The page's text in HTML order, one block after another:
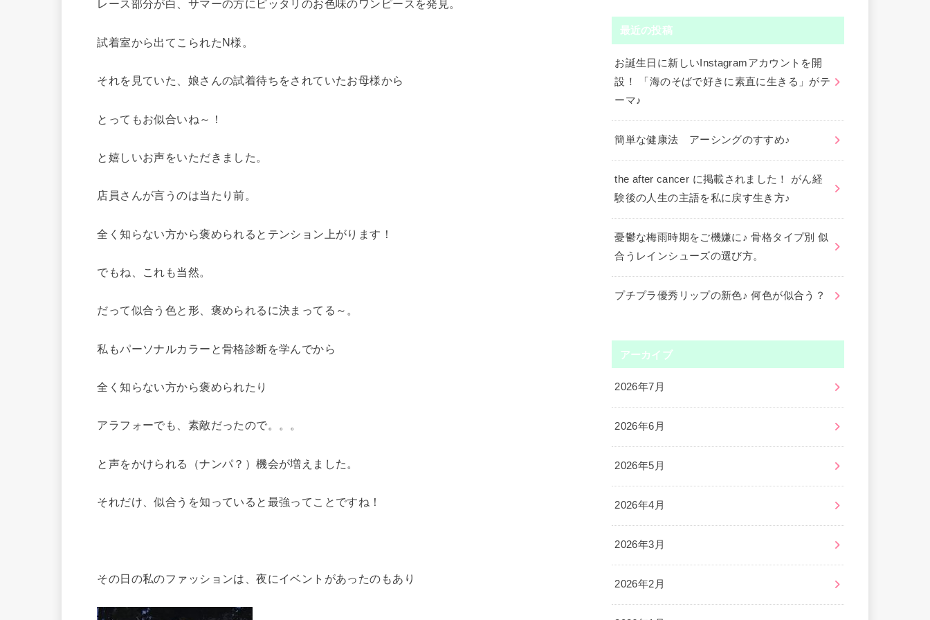
レース部分が白、サマーの方にピッタリのお色味のワンピースを発見。
試着室から出てこられたN様。
それを見ていた、娘さんの試着待ちをされていたお母様から
とってもお似合いね～！
と嬉しいお声をいただきました。
店員さんが言うのは当たり前。
全く知らない方から褒められるとテンション上がります！
でもね、これも当然。
だって似合う色と形、褒められるに決まってる～。
私もパーソナルカラーと骨格診断を学んでから
全く知らない方から褒められたり
アラフォーでも、素敵だったので。。。
と声をかけられる（ナンパ？）機会が増えました。
それだけ、似合うを知っていると最強ってことですね！
その日の私のファッションは、夜にイベントがあったのもあり
最近の投稿
お誕生日に新しいInstagramアカウントを開
設！ 「海のそばで好きに素直に生きる」がテ
ーマ♪
簡単な健康法 アーシングのすすめ♪
the after cancer に掲載されました！ がん経
験後の人生の主語を私に戻す生き方♪
憂鬱な梅雨時期をご機嫌に♪ 骨格タイプ別 似
合うレインシューズの選び方。
プチプラ優秀リップの新色♪ 何色が似合う？
アーカイブ
2026年7月
2026年6月
2026年5月
2026年4月
2026年3月
2026年2月